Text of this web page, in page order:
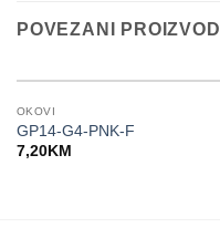
POVEZANI PROIZVODI
OKOVI
GP14-G4-PNK-F
7,20KM